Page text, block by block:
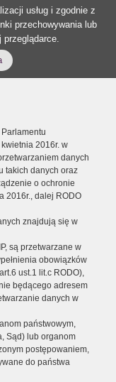
usług i zgodnie z
przechowywania lub
przeglądarce.
2016r. w
danych
takich danych oraz
o ochronie
2016r., dalej RODO
znajdują się w
są przetwarzane w
obowiązków
ust.1 lit.c RODO),
będącego adresem
danych w
państwowym,
Sąd) lub organom
postępowaniem,
do państwa